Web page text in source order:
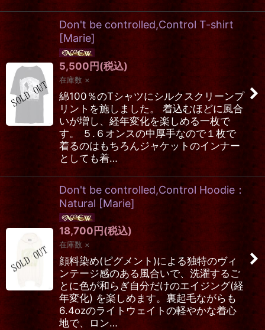
Don't be controlled,Control T-shirt
[Marie]
5,500円(税込)
在庫数 ×
綿100％のTシャツにシルクスクリーンプ
リントを施しました。 着込むほどに風合
いが増し、経年変化を楽しめる一枚で
す。 ５.６オンスの中厚手なので１枚で
着るのはもちろんジャケットのインナー
としても着…
Don't be controlled,Control Hoodie：
Natural [Marie]
18,700 円 (税込)
在庫数 ×
顔料染め(ピグメント)による独特のヴィ
ンテージ感のある風合いで、洗濯するご
とに色が和らぎ自分だけのエイジング(経
年変化) を楽しめます。裏起毛ながらも
6.4ozのライトウェイトの軽やかな着心
地で、ロン…